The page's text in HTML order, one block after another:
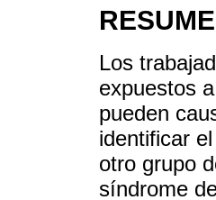
Los
expuestos
pueden
identificar
otro grupo
síndrome